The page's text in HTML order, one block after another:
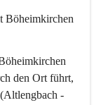
Böheimkirchen
den Ort führt,
-